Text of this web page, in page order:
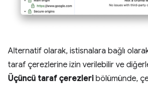
Alternatif olarak, istisnalara bağlı
taraf çerezlerine izin verilebilir ve
Üçüncü taraf çerezleri bölümünde,